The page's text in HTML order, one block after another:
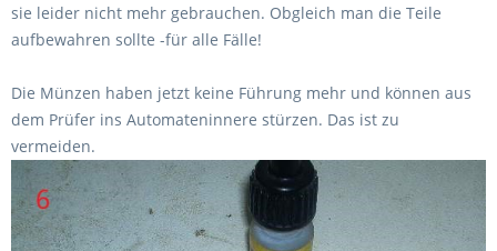
sie leider nicht mehr gebrauchen. Obgleich man die Teile
aufbewahren sollte -für alle Fälle!
Die Münzen haben jetzt keine Führung mehr und können aus
dem Prüfer ins Automateninnere stürzen. Das ist zu
vermeiden.